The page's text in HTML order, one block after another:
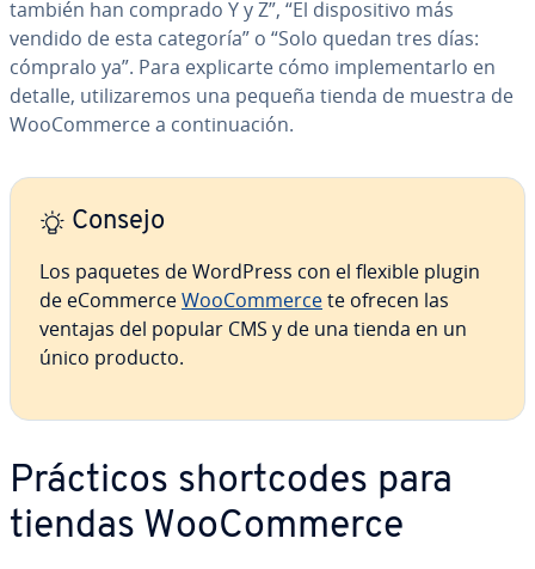
también han comprado Y y Z”, “El di­s­po­si­ti­vo más
vendido de esta categoría” o “Solo quedan tres días:
cómpralo ya”. Para ex­pli­car­te cómo im­ple­me­n­tar­lo en
detalle, uti­li­za­re­mos una pequeña tienda de muestra de
Woo­Co­m­me­r­ce a co­n­ti­nua­ción.
Consejo
Los paquetes de WordPress con el flexible plugin
de eCommerceWoo­Co­m­me­r­cete ofrecen las
ventajas del popular CMS y de una tienda en un
único producto.
Prácticos sho­r­t­co­des para
tiendas Woo­Co­m­me­r­ce